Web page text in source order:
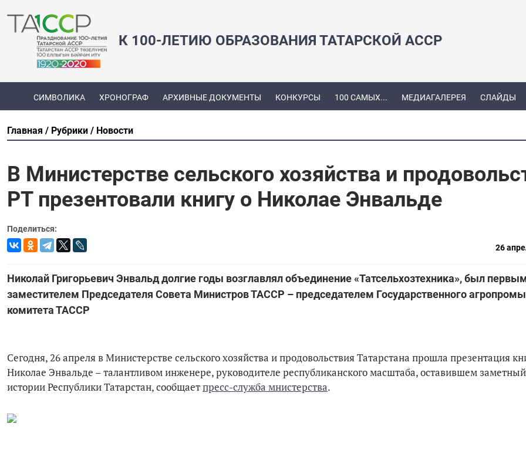
К 100-ЛЕТИЮ ОБРАЗОВАНИЯ ТАТАРСКОЙ АССР
СИМВОЛИКА ХРОНОГРАФ АРХИВНЫЕ ДОКУМЕНТЫ КОНКУРСЫ 100 САМЫХ... МЕДИАГАЛЕРЕЯ СЛАЙДЫ
Главная Рубрики Новости
В Министерстве сельского хозяйства и
РТ презентовали книгу о Николае Энвальде
Поделиться:
26
Николай Григорьевич Энвальд долгие годы возглавлял объединение «Татсельхозтехника», был
заместителем Председателя Совета Министров ТАССР – председателем Государственного
комитета ТАССР
Сегодня, 26 апреля в Министерстве сельского хозяйства и продовольствия Татарстана прошла презентация
Николае Энвальде – талантливом инженере, руководителе республиканского масштаба, оставившем
истории Республики Татарстан, сообщаетпресс-служба мнистерства.